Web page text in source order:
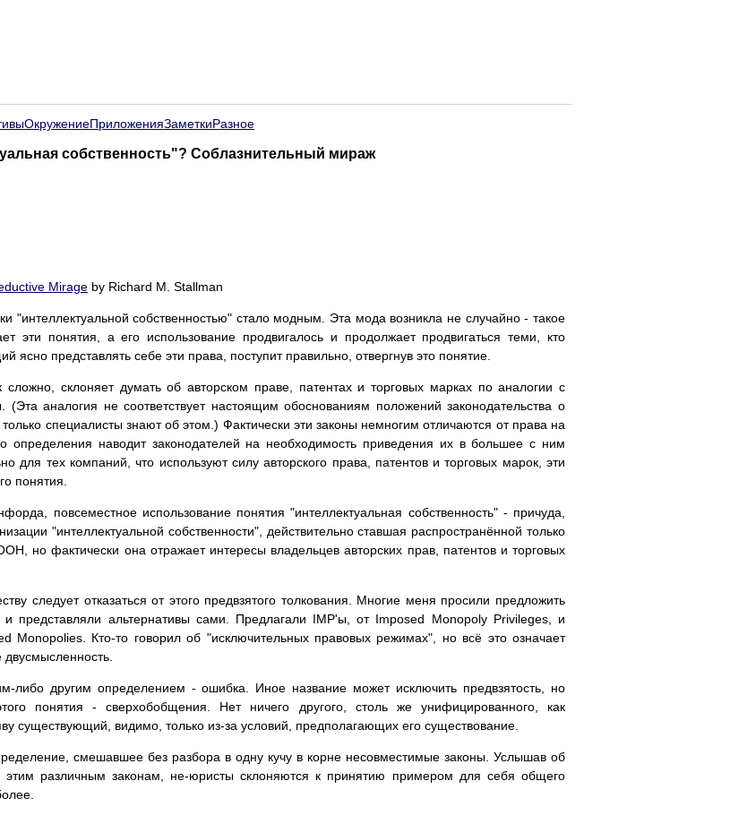
ОкружениеПриложенияЗаметкиРазное
собственность"? Соблазнительный мираж
Mirage by Richard M. Stallman
"интеллектуальной собственностью" стало модным. Эта мода возникла не случайно - такое
эти понятия, а его использование продвигалось и продолжает продвигаться теми, кто
представлять себе эти права, поступит правильно, отвергнув это понятие.
сложно, склоняет думать об авторском праве, патентах и торговых марках по аналогии с
аналогия не соответствует настоящим обоснованиям положений законодательства о
специалисты знают об этом.) Фактически эти законы немногим отличаются от права на
определения наводит законодателей на необходимость приведения их в большее с ним
для тех компаний, что используют силу авторского права, патентов и торговых марок, эти
понятия.
повсеместное использование понятия "интеллектуальная собственность" - причуда,
"интеллектуальной собственности", действительно ставшая распространённой только
но фактически она отражает интересы владельцев авторских прав, патентов и торговых
следует отказаться от этого предвзятого толкования. Многие меня просили предложить
и представляли альтернативы сами. Предлагали IMP'ы, от Imposed Monopoly Privileges, и
Monopolies. Кто-то говорил об "исключительных правовых режимах", но всё это означает
либо другим определением - ошибка. Иное название может исключить предвзятость, но
понятия - сверхобобщения. Нет ничего другого, столь же унифицированного, как
существующий, видимо, только из-за условий, предполагающих его существование.
смешавшее без разбора в одну кучу в корне несовместимые законы. Услышав об
этим различным законам, не-юристы склоняются к принятию примером для себя общего